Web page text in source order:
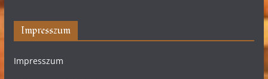
Impresszum
Impresszum